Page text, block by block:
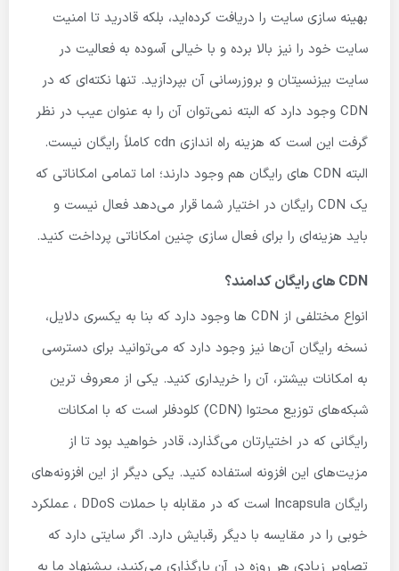
بهینه سازی سایت را دریافت کرده‌اید، بلکه قادرید تا امنیت
سایت خود را نیز بالا برده و با خیالی آسوده به فعالیت در
سایت بیزنسیتان و بروزرسانی آن بپردازید. تنها نکته‌ای که در
CDN وجود دارد که البته نمی‌توان آن را به عنوان عیب در نظر
گرفت این است که هزینه راه اندازی cdn کاملاً رایگان نیست.
البته CDN های رایگان هم وجود دارند؛ اما تمامی امکاناتی که
یک CDN رایگان در اختیار شما قرار می‌دهد فعال نیست و
باید هزینه‌ای را برای فعال سازی چنین امکاناتی پرداخت کنید.
CDN های رایگان کدامند؟
انواع مختلفی از CDN ها وجود دارد که بنا به یکسری دلایل،
نسخه رایگان آن‌ها نیز وجود دارد که می‌توانید برای دسترسی
به امکانات بیشتر، آن را خریداری کنید. یکی از معروف ترین
شبکه‌های توزیع محتوا (CDN) کلودفلر است که با امکانات
رایگانی که در اختیارتان می‌گذارد، قادر خواهید بود تا از
مزیت‌های این افزونه استفاده کنید. یکی دیگر از این افزونه‌های
رایگان Incapsula است که در مقابله با حملات DDoS ، عملکرد
خوبی را در مقایسه با دیگر رقبایش دارد. اگر سایتی دارد که